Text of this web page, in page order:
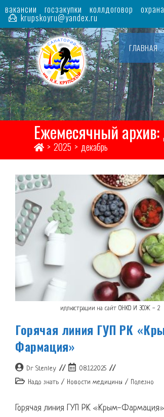
содержимому
вакансии госзакупки коллдоговор
krupskoyru@yandex.ru
ГЛАВНАЯ
Ежемесячный
> 2025 > декабрь
иллюстрации на сайт ОНКО И ЗОЖ - 2
Горячая линия ГУП РК
Фармация»
Автор
записи:
Dr Stenley
Запись
опубликована:
08.12.2025
РубрикаНадо знать / Новости медицины / Полезно
Горячая линия ГУП РК «Крым-